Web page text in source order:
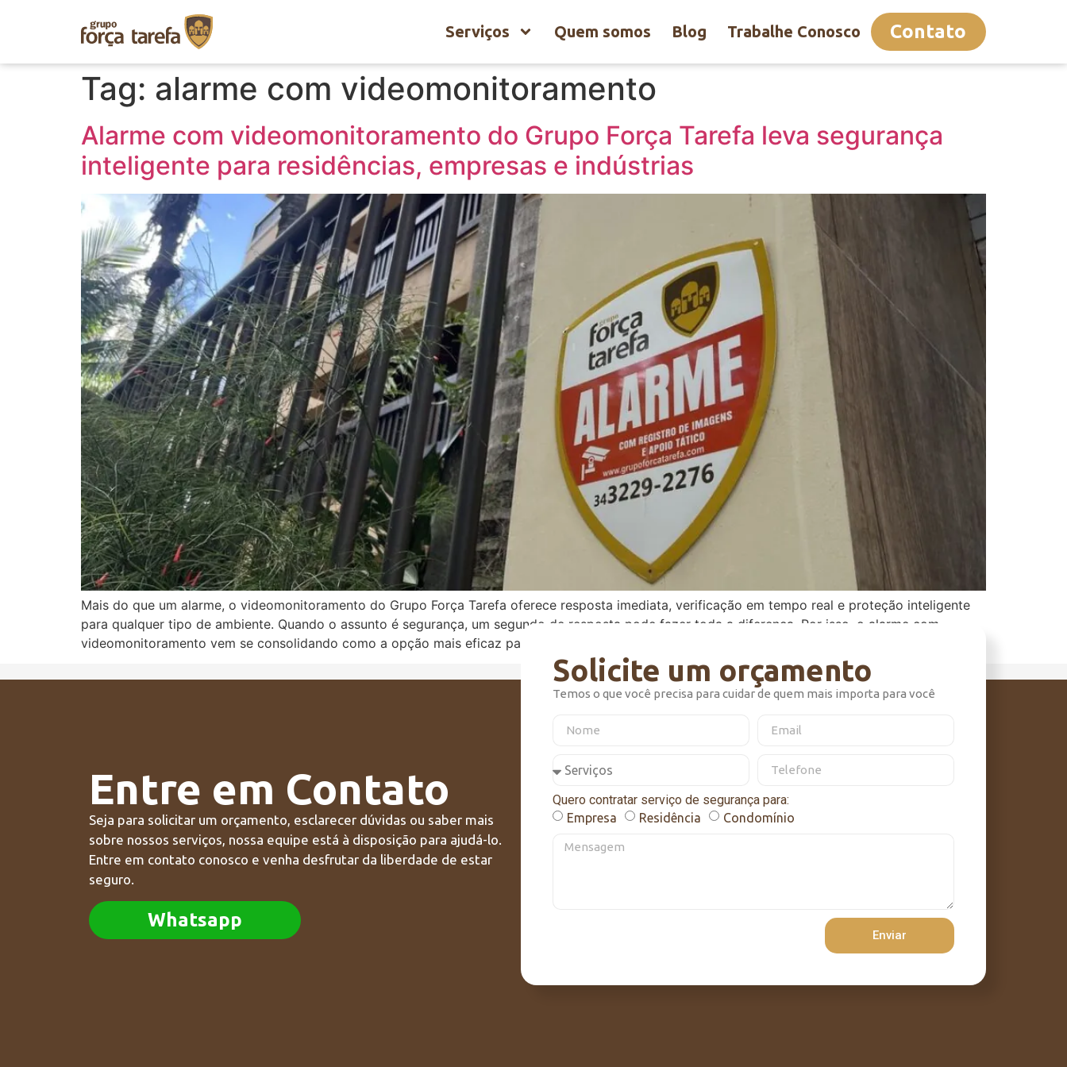
Serviços Quem somos Blog Trabalhe Conosco Contato
Tag: alarme com videomonitoramento
Alarme com videomonitoramento do Grupo Força Tarefa leva segurança
inteligente para residências, empresas e indústrias
Mais do que um alarme, o videomonitoramento do Grupo Força Tarefa oferece resposta imediata, verificação em tempo real e proteção inteligente
para qualquer tipo de ambiente. Quando o assunto é segurança, um segundo de resposta pode fazer toda a diferença. Por isso, o alarme com
videomonitoramento vem se consolidando como a opção mais eficaz para […]
Entre em Contato
Seja para solicitar um orçamento, esclarecer dúvidas ou saber mais
sobre nossos serviços, nossa equipe está à disposição para ajudá-lo.
Entre em contato conosco e venha desfrutar da liberdade de estar
seguro.
Whatsapp
Solicite um orçamento
Temos o que você precisa para cuidar de quem mais importa para você
Quero contratar serviço de segurança para:
Empresa Residência Condomínio
Enviar